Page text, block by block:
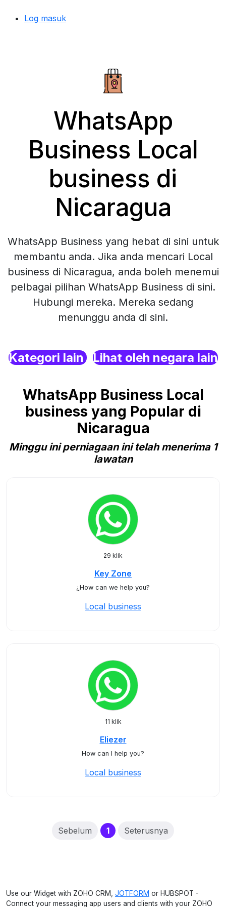
Log masuk
WhatsApp
Business Local
business di
Nicaragua
WhatsApp Business yang hebat di sini untuk
membantu anda. Jika anda mencari Local
business di Nicaragua, anda boleh menemui
pelbagai pilihan WhatsApp Business di sini.
Hubungi mereka. Mereka sedang
menunggu anda di sini.
Kategori lain Lihat oleh negara lain
WhatsApp Business Local
business yang Popular di
Nicaragua
Minggu ini perniagaan ini telah menerima 1
lawatan
29 klik
Key Zone
¿How can we help you?
Local business
11 klik
Eliezer
How can I help you?
Local business
Sebelum 1(current)
Seterusnya
Use our Widget with ZOHO CRM, JOTFORM or HUBSPOT -
Connect your messaging app users and clients with your ZOHO